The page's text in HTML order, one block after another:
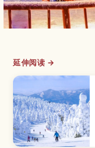
延伸阅读 →